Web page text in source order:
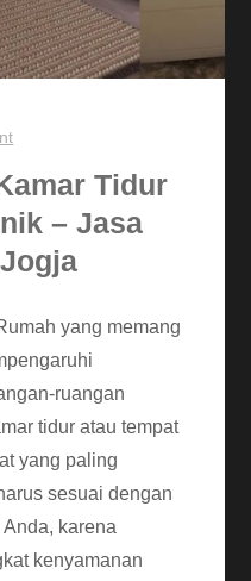
Tidur
– Jasa
yang memang
ruangan
tidur atau tempat
yang paling
sesuai dengan
karena
kenyamanan